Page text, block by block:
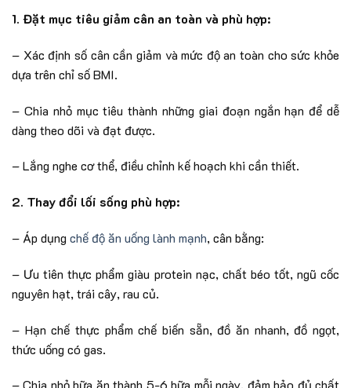
1. Đặt mục tiêu giảm cân an toàn và phù hợp:
– Xác định số cân cần giảm và mức độ an toàn cho sức khỏe
dựa trên chỉ số BMI.
– Chia nhỏ mục tiêu thành những giai đoạn ngắn hạn để dễ
dàng theo dõi và đạt được.
– Lắng nghe cơ thể, điều chỉnh kế hoạch khi cần thiết.
2. Thay đổi lối sống phù hợp:
– Áp dụng chế độ ăn uống lành mạnh, cân bằng:
– Ưu tiên thực phẩm giàu protein nạc, chất béo tốt, ngũ cốc
nguyên hạt, trái cây, rau củ.
– Hạn chế thực phẩm chế biến sẵn, đồ ăn nhanh, đồ ngọt,
thức uống có gas.